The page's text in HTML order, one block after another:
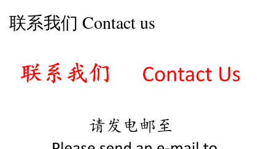
联系我们 Contact us